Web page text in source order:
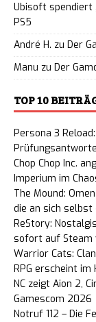
Ubisoft spendiert
PS5
André H. zu Der
Manu zu Der
TOP 10
Persona 3
Chop Chop Inc.
Imperium im
The Mound:
die an sich selbst
ReStory:
sofort auf Steam
Warrior Cats:
RPG erscheint
NC zeigt Aion 2,
Gamescom 2026
Notruf 112 – Die